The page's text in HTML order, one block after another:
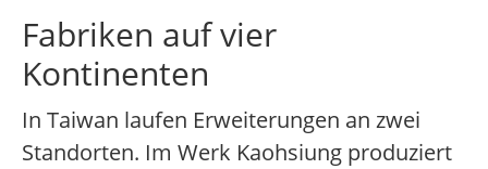
Fabriken auf vier
Kontinenten
In Taiwan laufen Erweiterungen an zwei
Standorten. Im Werk Kaohsiung produziert